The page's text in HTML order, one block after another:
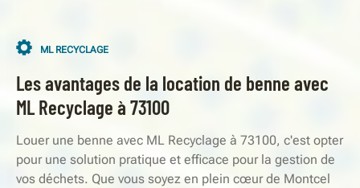
ML RECYCLAGE
Les avantages de la location de benne avec
ML Recyclage à 73100
Louer une benne avec ML Recyclage à 73100, c'est opter
pour une solution pratique et efficace pour la gestion de
vos déchets. Que vous soyez en plein cœur de Montcel